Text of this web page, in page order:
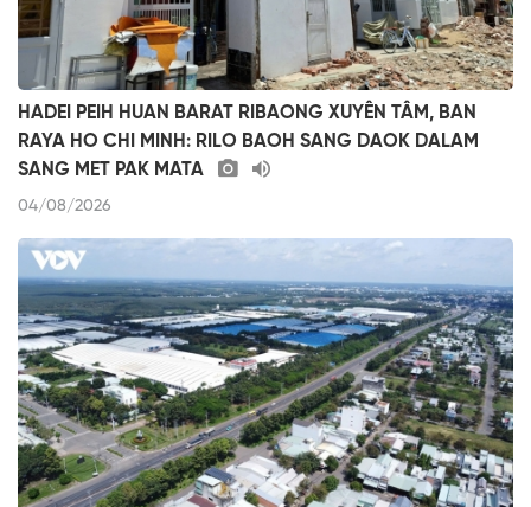
HADEI PEIH HUAN BARAT RIBAONG XUYÊN TÂM, BAN
RAYA HO CHI MINH: RILO BAOH SANG DAOK DALAM
SANG MET PAK MATA
04/08/2026